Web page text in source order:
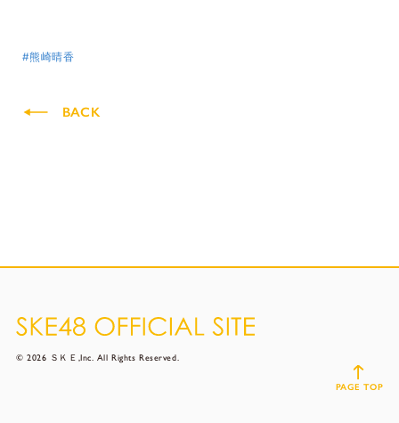
#熊崎晴香
BACK
© 2026 ＳＫＥ,Inc. All Rights Reserved.
PAGE TOP